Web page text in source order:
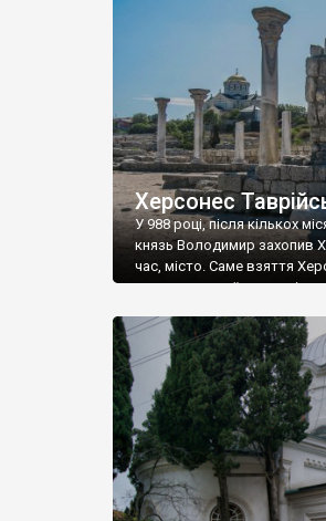
візантійської доби.
культурної спадщини
Офіційно – на виставку
влада в Україні вважають
Херсонес
У 988 році, після кількох
князь Володимир захопив
час, місто. Саме взяття
диктувати свої умови
Херсонесі Володимир-
християнином. А потім
Херсонесу Таврійського